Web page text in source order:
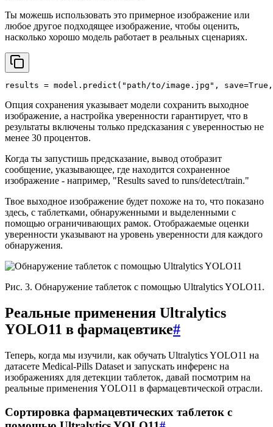
Ты можешь использовать это примерное изображение или
любое другое подходящее изображение, чтобы оценить,
насколько хорошо модель работает в реальных сценариях.
results = model.predict("path/to/image.jpg",
Опция сохранения указывает модели сохранить выходное
изображение, а настройка уверенности гарантирует, что в
результаты включены только предсказания с уверенностью не
менее 30 процентов.
Когда ты запустишь предсказание, вывод отобразит
сообщение, указывающее, где находится сохраненное
изображение - например, "Results saved to runs/detect/train."
Твое выходное изображение будет похоже на то, что показано
здесь, с таблетками, обнаруженными и выделенными с
помощью ограничивающих рамок. Отображаемые оценки
уверенности указывают на уровень уверенности для каждого
обнаружения.
Рис. 3. Обнаружение таблеток с помощью Ultralytics YOLO11.
Реальные применения Ultralytics
YOLO11 в фармацевтике#
Теперь, когда мы изучили, как обучать Ultralytics YOLO11 на
датасете Medical-Pills Dataset и запускать инференс на
изображениях для детекции таблеток, давай посмотрим на
реальные применения YOLO11 в фармацевтической отрасли.
Сортировка фармацевтических таблеток с